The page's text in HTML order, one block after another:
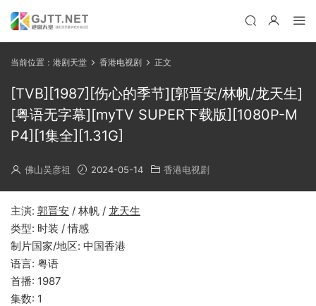
当前位置： 港剧天堂 香港电视剧 正文
[TVB][1987][伤心的季节][郭晋安/林帆/龙天生]
[粤语无字幕][myTV SUPER下载版][1080P-M
P4][1集全][1.31G]
佛山吴彦祖 2024-05-14 香港电视剧
主演: 郭晋安 / 林帆 / 龙天生
类型: 时装 / 情感
制片国家/地区: 中国香港
语言: 粤语
首播: 1987
集数: 1